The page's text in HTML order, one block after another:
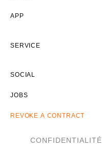
APP
SERVICE
SOCIAL
JOBS
REVOKE A CONTRACT
CONFIDENTIALITÉ